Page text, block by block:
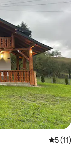
Ukadiriaji
5 (11)